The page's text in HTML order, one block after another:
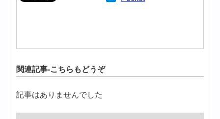
関連記事-こちらもどうぞ
記事はありませんでした